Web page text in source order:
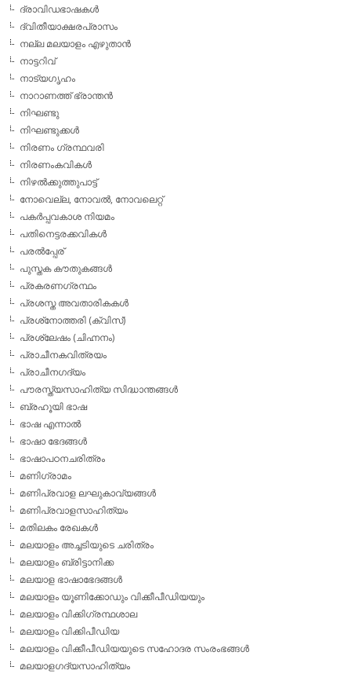
ദ്രാവിഡഭാഷകള്‍
ദ്വിതീയാക്ഷരപ്രാസം
നല്ല മലയാളം എഴുതാന്‍
നാട്ടറിവ്
നാട്യഗൃഹം
നാറാണത്ത് ഭ്രാന്തന്‍
നിഘണ്ടു
നിഘണ്ടുക്കള്‍
നിരണം ഗ്രന്ഥവരി
നിരണംകവികള്‍
നിഴല്‍ക്കുത്തുപാട്ട്
നോവെല്ല, നോവല്‍, നോവലെറ്റ്
പകര്‍പ്പവകാശ നിയമം
പതിനെട്ടരക്കവികള്‍
പരല്‍പ്പേര്
പുസ്തക കൗതുകങ്ങള്‍
പ്രകരണഗ്രന്ഥം
പ്രശസ്ത അവതാരികകള്‍
പ്രശ്‌നോത്തരി (ക്വിസ്)
പ്രശ്ലേഷം (ചിഹ്നനം)
പ്രാചീനകവിത്രയം
പ്രാചീനഗദ്യം
പൗരസ്ത്യസാഹിത്യ സിദ്ധാന്തങ്ങള്‍
ബ്രഹൂയി ഭാഷ
ഭാഷ എന്നാല്‍
ഭാഷാ ഭേദങ്ങള്‍
ഭാഷാപഠനചരിത്രം
മണിഗ്രാമം
മണിപ്രവാള ലഘുകാവ്യങ്ങള്‍
മണിപ്രവാളസാഹിത്യം
മതിലകം രേഖകള്‍
മലയാളം അച്ചടിയുടെ ചരിത്രം
മലയാളം ബ്രിട്ടാനിക്ക
മലയാള ഭാഷാഭേദങ്ങള്‍
മലയാളം യൂണിക്കോഡും വിക്കീപീഡിയയും
മലയാളം വിക്കിഗ്രന്ഥശാല
മലയാളം വിക്കിപീഡിയ
മലയാളം വിക്കീപീഡിയയുടെ സഹോദര സംരംഭങ്ങള്‍
മലയാളഗദ്യസാഹിത്യം